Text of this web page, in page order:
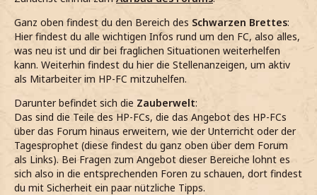
Ganz oben findest du den Bereich des Schwarzen Brettes:
Hier findest du alle wichtigen Infos rund um den FC, also alles,
was neu ist und dir bei fraglichen Situationen weiterhelfen
kann. Weiterhin findest du hier die Stellenanzeigen, um aktiv
als Mitarbeiter im HP-FC mitzuhelfen.
Darunter befindet sich die Zauberwelt:
Das sind die Teile des HP-FCs, die das Angebot des HP-FCs
über das Forum hinaus erweitern, wie der Unterricht oder der
Tagesprophet (diese findest du ganz oben über dem Forum
als Links). Bei Fragen zum Angebot dieser Bereiche lohnt es
sich also in die entsprechenden Foren zu schauen, dort findest
du mit Sicherheit ein paar nützliche Tipps.